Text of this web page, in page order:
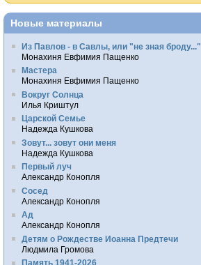
Новые материалы
Из Павлов - в Савлы, или "не зная броду..."
Монахиня Евфимия Пащенко
Мастера
Монахиня Евфимия Пащенко
Вокруг Солнца
Илья Криштул
Царской Семье
Надежда Кушкова
Зовут... зовут они меня
Надежда Кушкова
Первый луч
Александр Конопля
Сосед
Александр Конопля
Ад
Александр Конопля
Детям о Рождестве Иоанна Предтечи
Людмила Громова
Память 1941-2026